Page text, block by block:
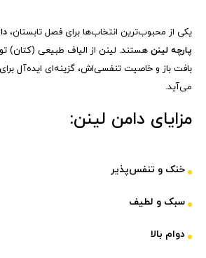
یکی از محبوب‌ترین انتخاب‌ها برای فصل تابستان،
پارچه لینن هستند. لینن از الیاف طبیعی (کتان)
بافت باز و خاصیت تنفسی‌اش، گزینه‌ای ایده‌آل
می‌آید.
مزایای دامن لینن:
خنک و تنفس‌پذیر
سبک و لطیف
دوام بالا